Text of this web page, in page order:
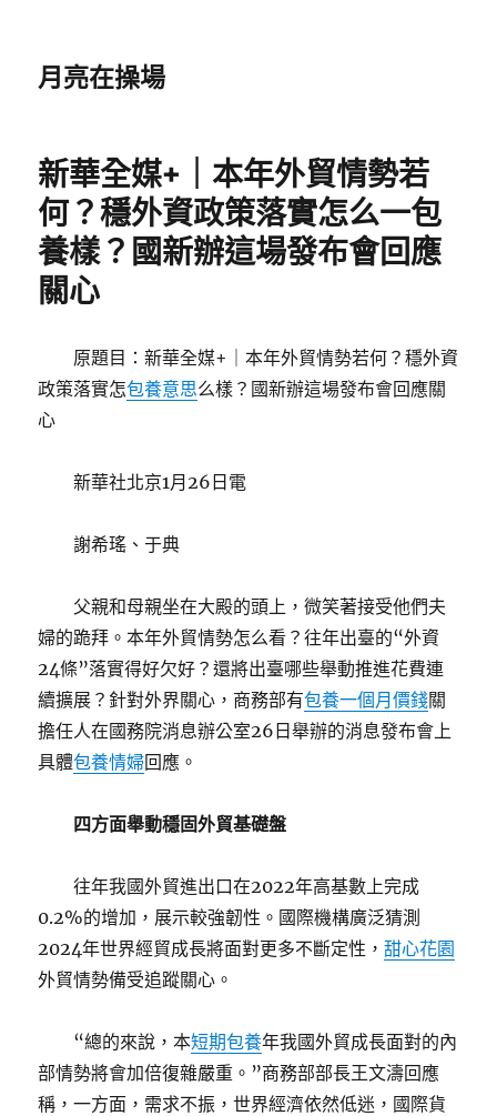
月亮在操場
新華全媒+｜本年外貿情勢若
何？穩外資政策落實怎么一包
養樣？國新辦這場發布會回應
關心
原題目：新華全媒+｜本年外貿情勢若何？穩外資
政策落實怎包養意思么樣？國新辦這場發布會回應關
心
新華社北京1月26日電
謝希瑤、于典
父親和母親坐在大殿的頭上，微笑著接受他們夫
婦的跪拜。本年外貿情勢怎么看？往年出臺的“外資
24條”落實得好欠好？還將出臺哪些舉動推進花費連
續擴展？針對外界關心，商務部有包養一個月價錢關
擔任人在國務院消息辦公室26日舉辦的消息發布會上
具體包養情婦回應。
四方面舉動穩固外貿基礎盤
往年我國外貿進出口在2022年高基數上完成
0.2%的增加，展示較強韌性。國際機構廣泛猜測
2024年世界經貿成長將面對更多不斷定性，甜心花園
外貿情勢備受追蹤關心。
“總的來說，本短期包養年我國外貿成長面對的內
部情勢將會加倍復雜嚴重。”商務部部長王文濤回應
稱，一方面，需求不振，世界經濟依然低迷，國際貨